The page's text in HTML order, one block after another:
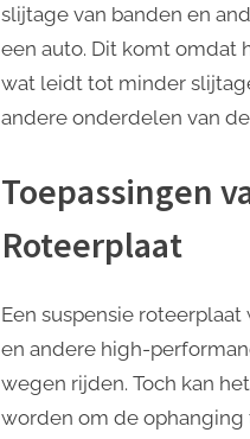
slijtage van banden en
een auto. Dit komt omdat
wat leidt tot minder
andere onderdelen van
Toepassingen
Roteerplaat
Een suspensie
en andere high-
wegen rijden. Toch kan
worden om de